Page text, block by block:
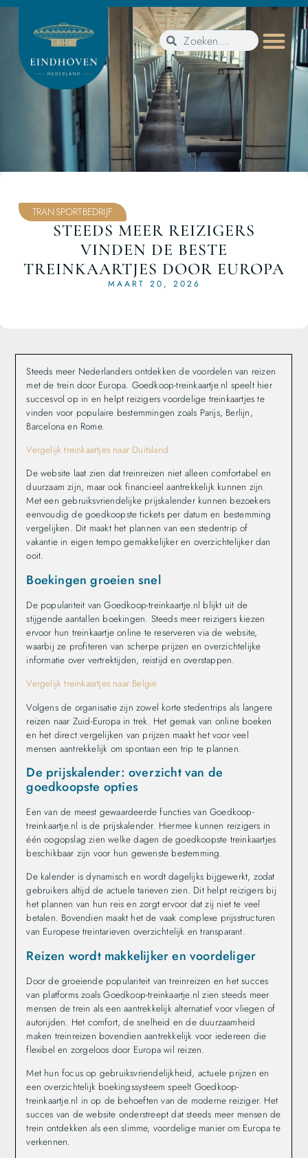
TRANSPORTBEDRIJF
STEEDS MEER REIZIGERS
VINDEN DE BESTE
TREINKAARTJES DOOR EUROPA
MAART 20, 2026
Steeds meer Nederlanders ontdekken de voordelen van reizen
met de trein door Europa. Goedkoop-treinkaartje.nl speelt hier
succesvol op in en helpt reizigers voordelige treinkaartjes te
vinden voor populaire bestemmingen zoals Parijs, Berlijn,
Barcelona en Rome.
Vergelijk treinkaartjes naar Duitsland
De website laat zien dat treinreizen niet alleen comfortabel en
duurzaam zijn, maar ook financieel aantrekkelijk kunnen zijn.
Met een gebruiksvriendelijke prijskalender kunnen bezoekers
eenvoudig de goedkoopste tickets per datum en bestemming
vergelijken. Dit maakt het plannen van een stedentrip of
vakantie in eigen tempo gemakkelijker en overzichtelijker dan
ooit.
Boekingen groeien snel
De populariteit van Goedkoop-treinkaartje.nl blijkt uit de
stijgende aantallen boekingen. Steeds meer reizigers kiezen
ervoor hun treinkaartje online te reserveren via de website,
waarbij ze profiteren van scherpe prijzen en overzichtelijke
informatie over vertrektijden, reistijd en overstappen.
Vergelijk treinkaartjes naar België
Volgens de organisatie zijn zowel korte stedentrips als langere
reizen naar Zuid-Europa in trek. Het gemak van online boeken
en het direct vergelijken van prijzen maakt het voor veel
mensen aantrekkelijk om spontaan een trip te plannen.
De prijskalender: overzicht van de
goedkoopste opties
Een van de meest gewaardeerde functies van Goedkoop-
treinkaartje.nl is de prijskalender. Hiermee kunnen reizigers in
één oogopslag zien welke dagen de goedkoopste treinkaartjes
beschikbaar zijn voor hun gewenste bestemming.
De kalender is dynamisch en wordt dagelijks bijgewerkt, zodat
gebruikers altijd de actuele tarieven zien. Dit helpt reizigers bij
het plannen van hun reis en zorgt ervoor dat zij niet te veel
betalen. Bovendien maakt het de vaak complexe prijsstructuren
van Europese treintarieven overzichtelijk en transparant.
Reizen wordt makkelijker en voordeliger
Door de groeiende populariteit van treinreizen en het succes
van platforms zoals Goedkoop-treinkaartje.nl zien steeds meer
mensen de trein als een aantrekkelijk alternatief voor vliegen of
autorijden. Het comfort, de snelheid en de duurzaamheid
maken treinreizen bovendien aantrekkelijk voor iedereen die
flexibel en zorgeloos door Europa wil reizen.
Met hun focus op gebruiksvriendelijkheid, actuele prijzen en
een overzichtelijk boekingssysteem speelt Goedkoop-
treinkaartje.nl in op de behoeften van de moderne reiziger. Het
succes van de website onderstreept dat steeds meer mensen de
trein ontdekken als een slimme, voordelige manier om Europa te
verkennen.